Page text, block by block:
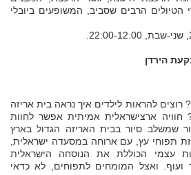
הטיולים הרבים שסביב, המשופעים ביובלי
הירדן
להראות לילדים איך נראה בית אריזה
חוויה ארצישראלית אמיתית אפשר לחוות
שמשלב סיור בבית האריזה הגדול בארץ
תפוחי עץ, עם ארוחה במסעדה ישראלית,
עצמי הכוללת את הנוסחה הישראלית
ועוף. ואצל המומחים לתפוחים, לא כדאי